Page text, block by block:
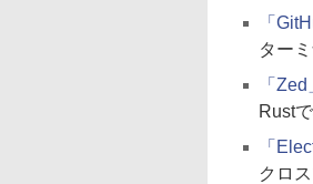
「
ター
「
Rust
「
クロ